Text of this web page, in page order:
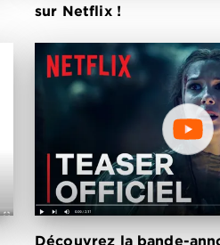
sur Netflix !
Découvrez la bande-